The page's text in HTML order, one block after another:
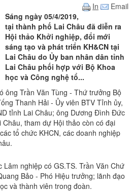
In
Email
Sáng ngày 05/4/2019,
tại thành phố Lai Châu đã diễn ra
Hội thảo Khởi nghiệp, đổi mới
sáng tạo và phát triển KH&CN tại
Lai Châu do Ủy ban nhân dân tỉnh
Lai Châu phối hợp với Bộ Khoa
học và Công nghệ tổ...
ông Trần Văn Tùng - Thứ trưởng Bộ
Thanh Hải - Ủy viên BTV Tỉnh ủy,
tỉnh Lai Châu; ông Dương Đình Đức
tham dự Hội thảo còn có đại
tổ chức KHCN, các doanh nghiệp
nghiệp có GS.TS. Trần Văn Chứ
Bảo - Phó Hiệu trưởng; lãnh đạo
và thành viên trong đoàn.